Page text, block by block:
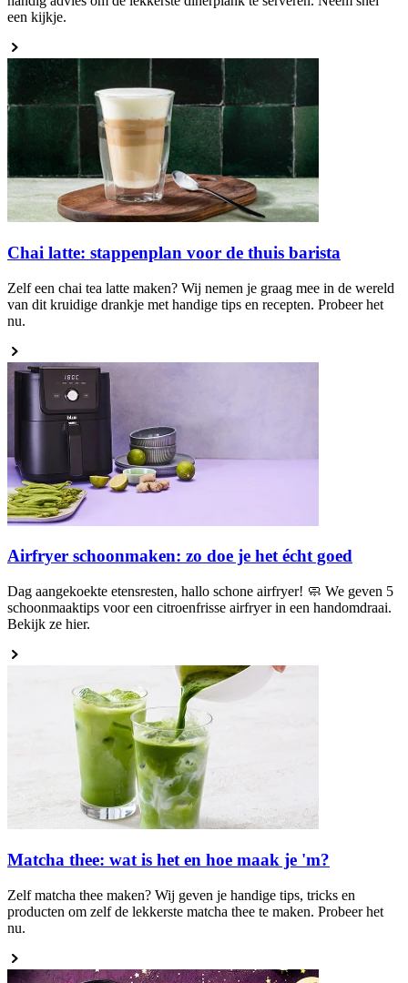
een kijkje.
Chai latte: stappenplan voor de thuis barista
Zelf een chai tea latte maken? Wij nemen je graag mee in de wereld
van dit kruidige drankje met handige tips en recepten. Probeer het
nu.
Airfryer schoonmaken: zo doe je het écht goed
Dag aangekoekte etensresten, hallo schone airfryer! 🧼 We geven 5
schoonmaaktips voor een citroenfrisse airfryer in een handomdraai.
Bekijk ze hier.
Matcha thee: wat is het en hoe maak je 'm?
Zelf matcha thee maken? Wij geven je handige tips, tricks en
producten om zelf de lekkerste matcha thee te maken. Probeer het
nu.